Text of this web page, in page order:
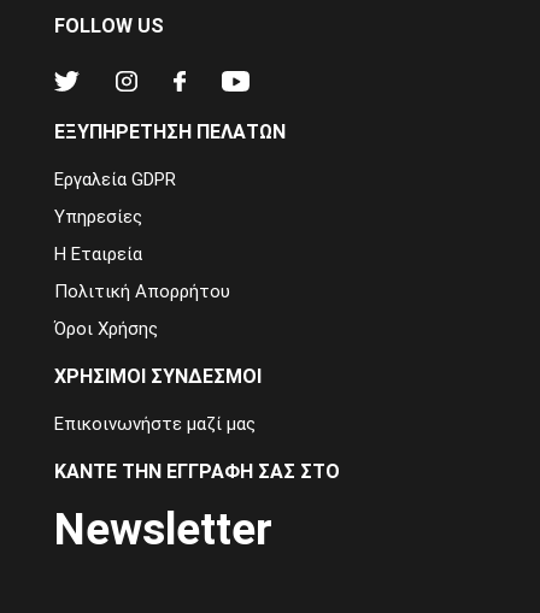
FOLLOW US
ΕΞΥΠΗΡΕΤΗΣΗ ΠΕΛΑΤΩΝ
Εργαλεία GDPR
Υπηρεσίες
Η Εταιρεία
Πολιτική Απορρήτου
Όροι Χρήσης
ΧΡΗΣΙΜΟΙ ΣΥΝΔΕΣΜΟΙ
Επικοινωνήστε μαζί μας
ΚΑΝΤΕ ΤΗΝ ΕΓΓΡΑΦΗ ΣΑΣ ΣΤΟ
Newsletter